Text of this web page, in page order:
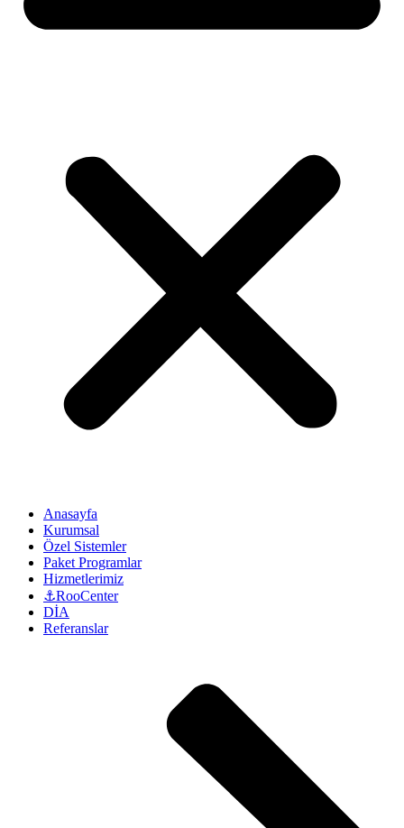
Anasayfa
Kurumsal
Özel Sistemler
Paket Programlar
Hizmetlerimiz
⚓RooCenter
DİA
Referanslar